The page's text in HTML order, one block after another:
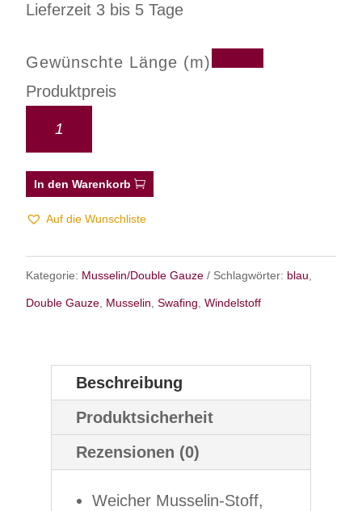
Lieferzeit 3 bis 5 Tage
Gewünschte Länge (m)
Produktpreis
In den Warenkorb
Auf die Wunschliste
Kategorie: Musselin/Double Gauze Schlagwörter: blau
Double Gauze Musselin ,Swafing ,Windelstoff
Beschreibung
Produktsicherheit
Rezensionen (0)
Weicher Musselin-Stoff,